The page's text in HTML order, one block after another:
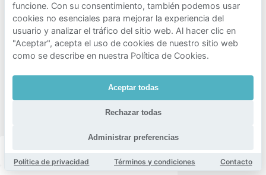
Zonas
populares
aparcar
cerca de
Le Rouet
funcione. Con su consentimiento, también podemos usar
cookies no esenciales para mejorar la experiencia del
usuario y analizar el tráfico del sitio web. Al hacer clic en
"Aceptar", acepta el uso de cookies de nuestro sitio web
como se describe en nuestra Política de Cookies.
Aceptar todas
Rechazar todas
Administrar preferencias
Política de privacidad Términos y condiciones Contacto